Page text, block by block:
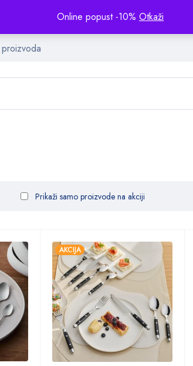
Online popust -10% Otkaži
Prikaži samo proizvode na akciji
AKCIJA